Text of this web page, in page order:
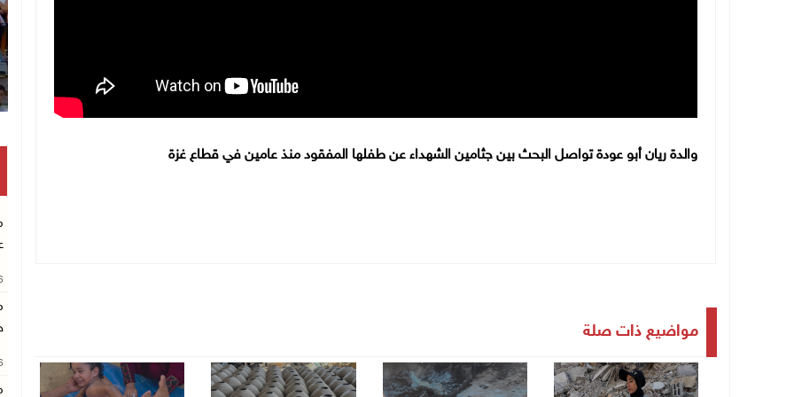
والدة ريان أبو عودة تواصل البحث بين جثامين الشهداء عن طفلها المفقود منذ عامين في قطاع غزة
مواضيع ذات صلة